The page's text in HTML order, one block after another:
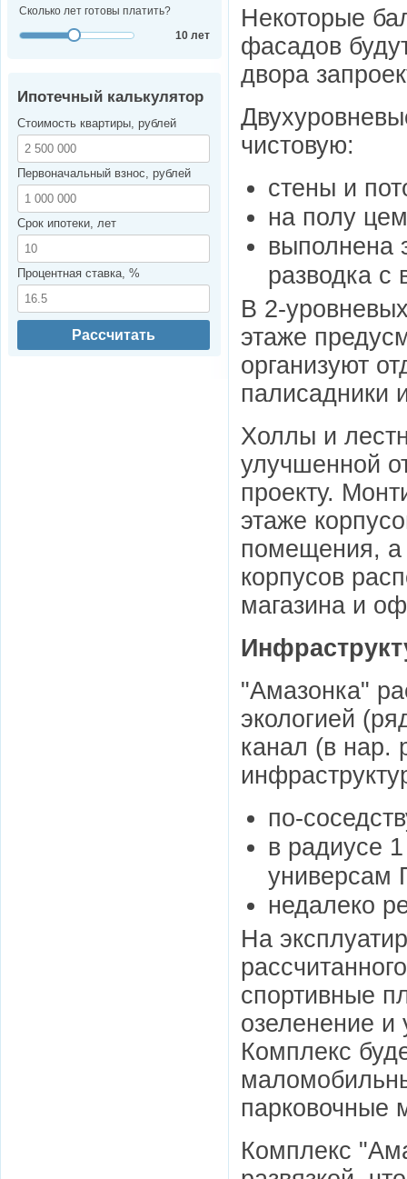
Некоторые
фасадов
двора
чистовую:
стены и
на полу
выполнена
разводка с
В 2-
этаже
организуют
палисадники
Холлы и
улучшенной
проекту.
этаже
помещения, а
корпусов
магазина и
"Амазонка"
экологией
канал (в нар.
по-
в радиусе
универсам
недалеко
На
спортивные
озеленение
Комплекс
парковочные
Комплекс
Сколько лет готовы платить?
10 лет
Ипотечный калькулятор
Стоимость квартиры, рублей
Первоначальный взнос, рублей
Срок ипотеки, лет
Процентная ставка, %
Рассчитать